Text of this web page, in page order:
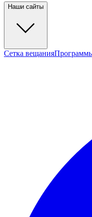
Наши сайты
Сетка вещания